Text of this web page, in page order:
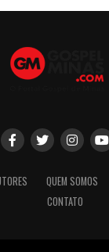
QUEM SOMOS
CONTATO